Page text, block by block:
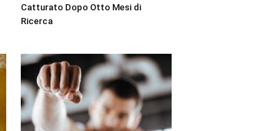
Catturato Dopo Otto Mesi di
Ricerca